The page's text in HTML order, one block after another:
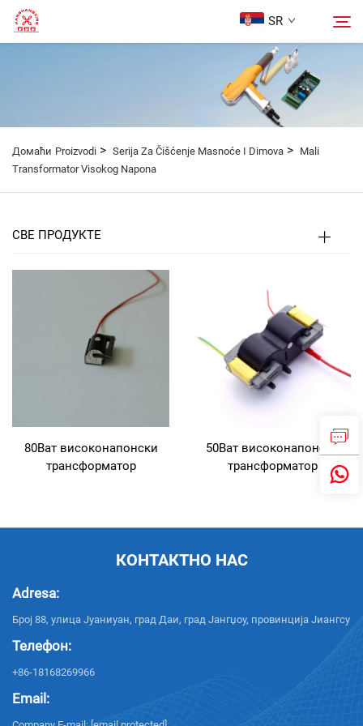
SR
Proizvodi
O Nama
Случаји
Контактирајте нас
Претрага
Домаћи Proizvodi > Serija Za Čišćenje Masnoće I Dimova > Mali
Transformator Visokog Napona
СВЕ ПРОДУКТЕ
80Ват високонапонски
трансформатор
50Ват високонапонски
трансформатор
КОНТАКТНО НАС
Adresa:
Број 88, улица Јуаниуан, град Даи, град Јангџоу, провинција Јиангсу
Телефон:
+86-18168269966
Email: